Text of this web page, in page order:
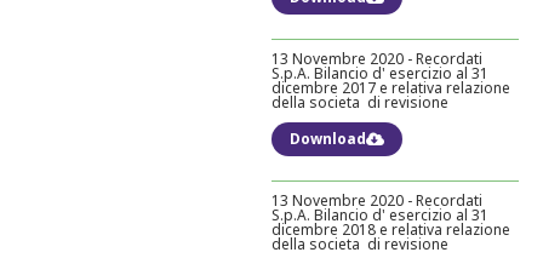
13 Novembre 2020 - Recordati
S.p.A. Bilancio d' esercizio al 31
dicembre 2017 e relativa relazione
della societa di revisione
Download
13 Novembre 2020 - Recordati
S.p.A. Bilancio d' esercizio al 31
dicembre 2018 e relativa relazione
della societa di revisione